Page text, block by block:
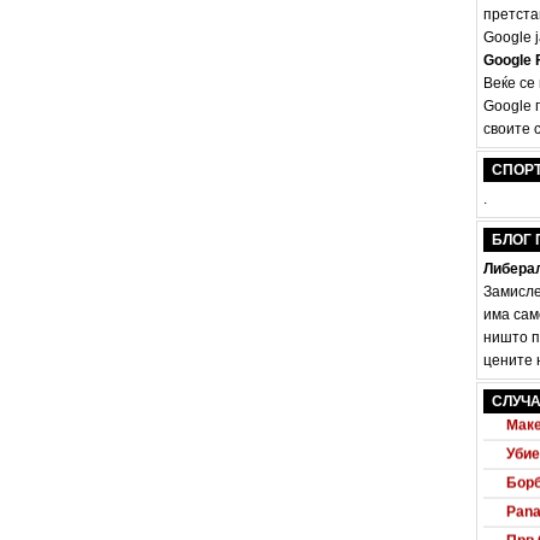
Google
Google
Веќе се
Google
своите
.
БЛОГ
има
ништо
цените
Audi
Прв